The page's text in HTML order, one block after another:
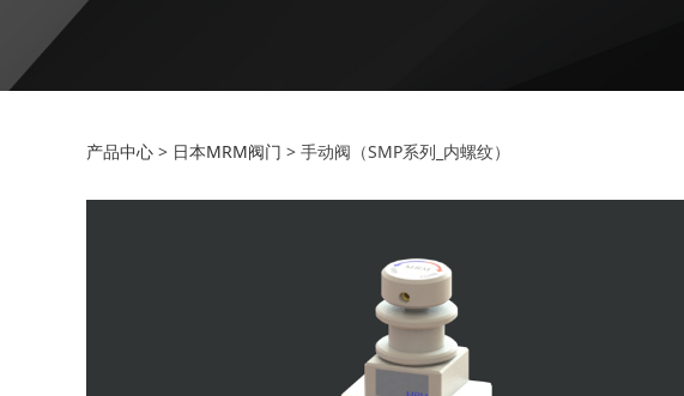
手动阀（SMP系列_内螺纹）
产品中心 > 日本MRM阀门 > 手动阀（SMP系列_内螺纹）